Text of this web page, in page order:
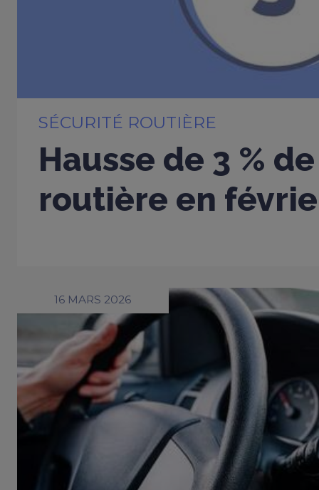
SÉCURITÉ ROUTIÈRE
Hausse de 3 %
routière en
16 MARS 2026